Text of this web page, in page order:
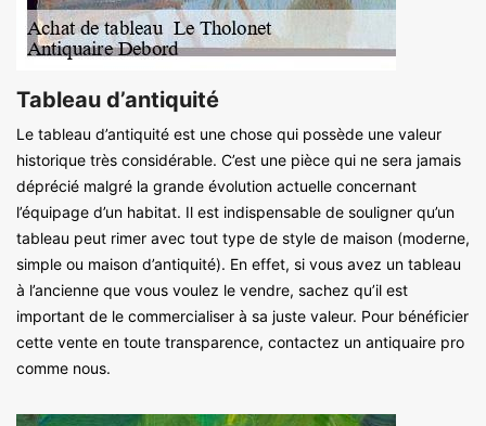
Tableau d’antiquité
Le tableau d’antiquité est une chose qui possède une valeur
historique très considérable. C’est une pièce qui ne sera jamais
déprécié malgré la grande évolution actuelle concernant
l’équipage d’un habitat. Il est indispensable de souligner qu’un
tableau peut rimer avec tout type de style de maison (moderne,
simple ou maison d’antiquité). En effet, si vous avez un tableau
à l’ancienne que vous voulez le vendre, sachez qu’il est
important de le commercialiser à sa juste valeur. Pour bénéficier
cette vente en toute transparence, contactez un antiquaire pro
comme nous.